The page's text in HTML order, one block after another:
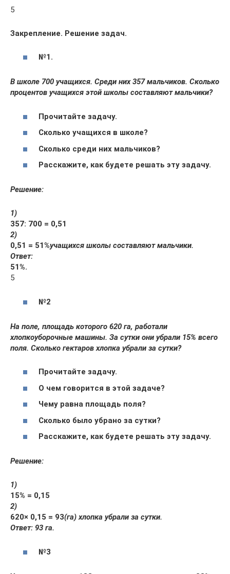
5
Закрепление. Решение задач.
№1 .
В школе 700 учащихся. Среди них 357 мальчиков. Сколько
процентов учащихся этой школы составляют мальчики?
Прочитайте задачу.
Сколько учащихся в школе?
Сколько среди них мальчиков?
Расскажите, как будете решать эту задачу.
Решение:
1)
357: 700 = 0,51
2)
0,51 = 51%учащихся школы составляют мальчики.
Ответ:
51%.
5
№2
На поле, площадь которого 620 га, работали
хлопкоуборочные машины. За сутки они убрали 15% всего
поля. Сколько гектаров хлопка убрали за сутки?
Прочитайте задачу.
О чем говорится в этой задаче?
Чему равна площадь поля?
Сколько было убрано за сутки?
Расскажите, как будете решать эту задачу.
Решение:
1)
15% = 0,15
2)
620× 0,15 = 93(га) хлопка убрали за сутки.
Ответ: 93 га.
№3